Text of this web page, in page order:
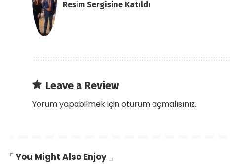
Resim Sergisine Katıldı
Leave a Review
Yorum yapabilmek içinoturum açmalısınız.
You Might Also Enjoy